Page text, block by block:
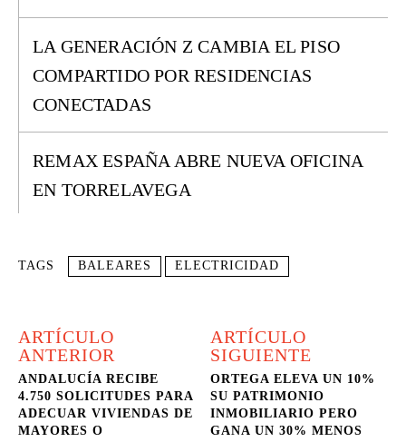
LA GENERACIÓN Z CAMBIA EL PISO
COMPARTIDO POR RESIDENCIAS
CONECTADAS
REMAX ESPAÑA ABRE NUEVA OFICINA
EN TORRELAVEGA
TAGS BALEARES ELECTRICIDAD
ARTÍCULO
ANTERIOR
ANDALUCÍA RECIBE
4.750 SOLICITUDES PARA
ADECUAR VIVIENDAS DE
MAYORES O
ARTÍCULO
SIGUIENTE
ORTEGA ELEVA UN 10%
SU PATRIMONIO
INMOBILIARIO PERO
GANA UN 30% MENOS